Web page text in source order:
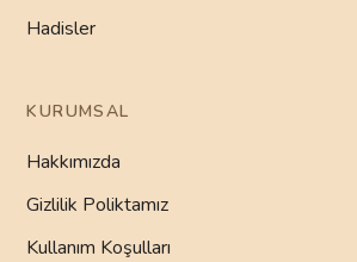
Hadisler
KURUMSAL
Hakkımızda
Gizlilik Poliktamız
Kullanım Koşulları